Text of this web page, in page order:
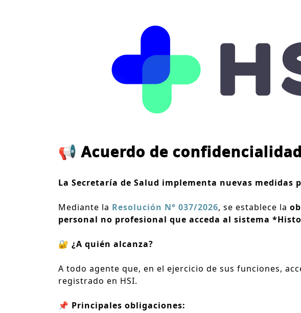
📢 Acuerdo de
La Secretaría de Salud implementa nuevas
Mediante la Resolución N° 037/2026, se establece la
personal no profesional que acceda al sistema
🔐 ¿A quién alcanza?
A todo agente que, en el ejercicio de sus funciones,
registrado en HSI.
📌 Principales obligaciones: